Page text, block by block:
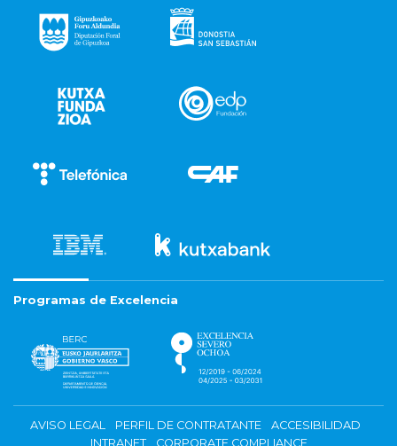
Programas de Excelencia
AVISO LEGAL PERFIL DE CONTRATANTE
ACCESIBILIDAD
INTRANET
CORPORATE COMPLIANCE